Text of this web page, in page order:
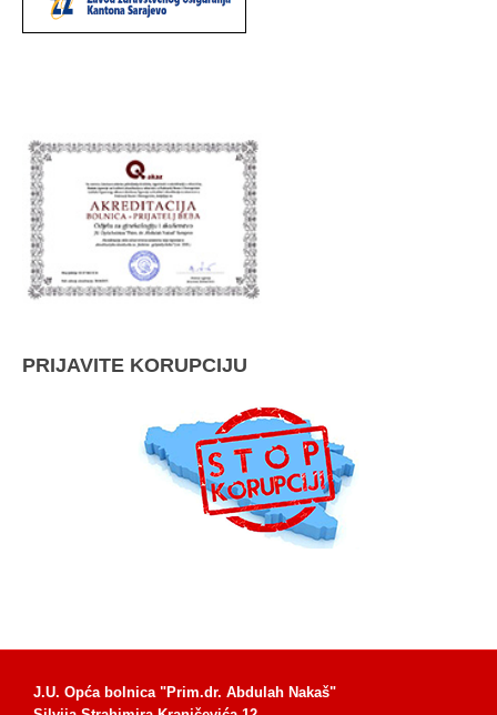
PRIJAVITE KORUPCIJU
J.U. Opća bolnica "Prim.dr. Abdulah Nakaš"